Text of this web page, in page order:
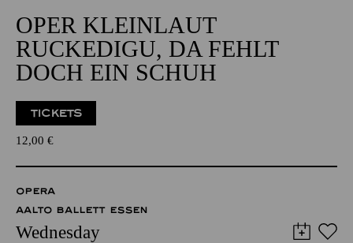
OPER KLEINLAUT
RUCKEDIGU, DA FEHLT
DOCH EIN SCHUH
TICKETS
12,00 €
OPERA
AALTO BALLETT ESSEN
Wednesday